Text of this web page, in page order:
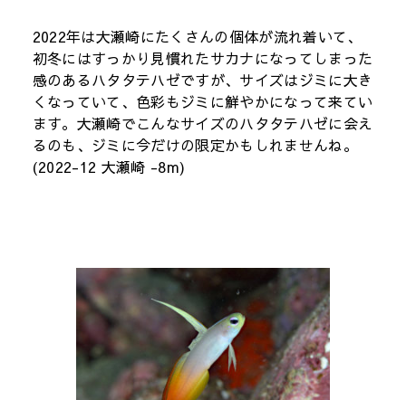
2022年は大瀬崎にたくさんの個体が流れ着いて、
初冬にはすっかり見慣れたサカナになってしまった
感のあるハタタテハゼですが、サイズはジミに大き
くなっていて、色彩もジミに鮮やかになって来てい
ます。大瀬崎でこんなサイズのハタタテハゼに会え
るのも、ジミに今だけの限定かもしれませんね。
(2022-12 大瀬崎 -8m)